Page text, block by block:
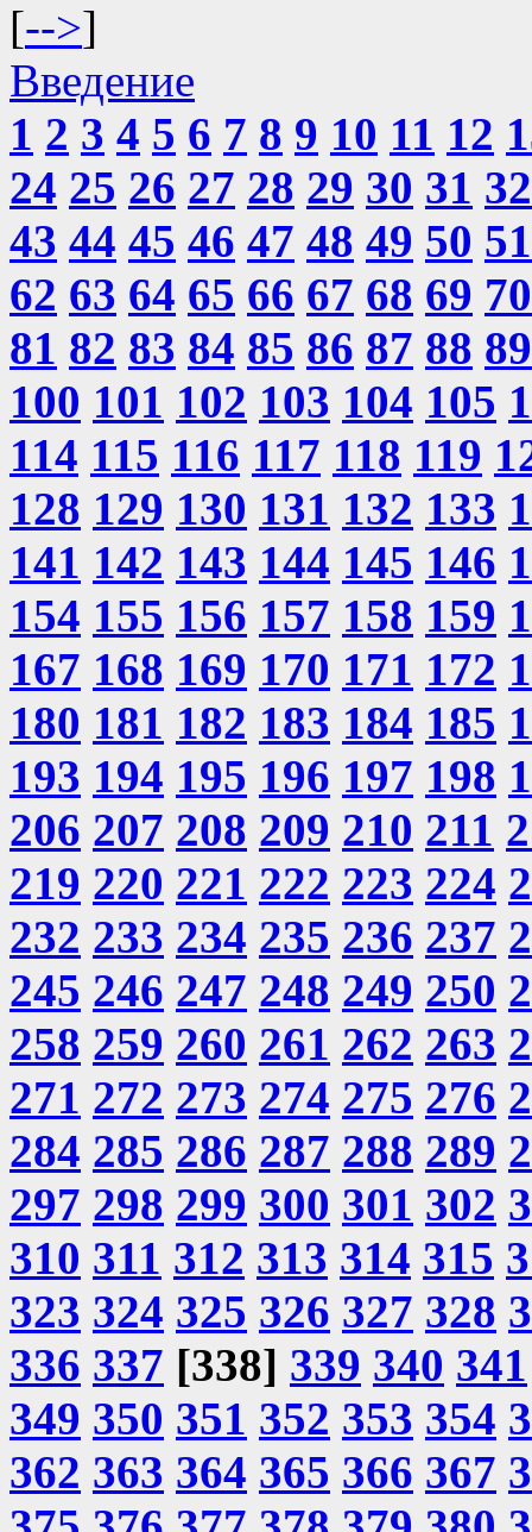
[-->]
Введение
1 2 3 4 5 6 7 8 9 10 11 12
24 25 26 27 28 29 30 31 32
43 44 45 46 47 48 49 50 51
62 63 64 65 66 67 68 69 70
81 82 83 84 85 86 87 88 89
100 101 102 103 104 105
114 115 116 117 118 119
128 129 130 131 132 133
141 142 143 144 145 146
154 155 156 157 158 159
167 168 169 170 171 172
180 181 182 183 184 185
193 194 195 196 197 198
206 207 208 209 210 211
219 220 221 222 223 224
232 233 234 235 236 237
245 246 247 248 249 250
258 259 260 261 262 263
271 272 273 274 275 276
284 285 286 287 288 289
297 298 299 300 301 302
310 311 312 313 314 315
323 324 325 326 327 328
336 337 [338] 339 340 341
349 350 351 352 353 354
362 363 364 365 366 367